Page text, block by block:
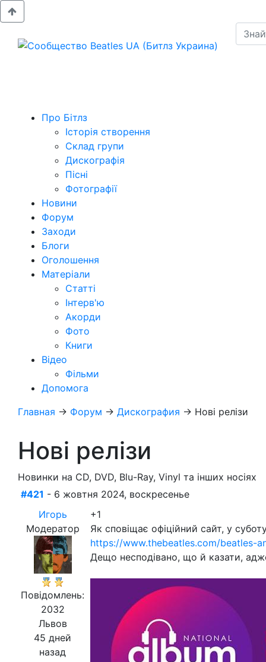
Про Бітлз
Історія створення
Склад групи
Дискографія
Пісні
Фотографії
Новини
Форум
Заходи
Блоги
Оголошення
Матеріали
Статті
Інтерв'ю
Акорди
Фото
Книги
Відео
Фільми
Допомога
Главная → Форум → Дискография → Нові релізи
Нові релізи
Новинки на CD, DVD, Blu-Ray, Vinyl та інших носіях
#421 - 6 жовтня 2024, воскресенье
Игорь
Модератор
Повідомлень:
2032
Львов
45 дней
назад
+1
Як сповіщає офіційний сайт, у
https://www.thebeatles.com/beatles-
Дещо несподівано, що й казати,